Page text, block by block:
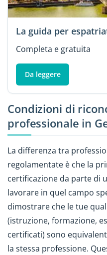
La guida per
Completa e gratuita
Da leggere
Condizioni di
professionale in
La differenza tra
regolamentate è che la
certificazione da parte di
lavorare in quel campo
dimostrare che le tue
(istruzione, formazione,
certificati) sono
la stessa professione.